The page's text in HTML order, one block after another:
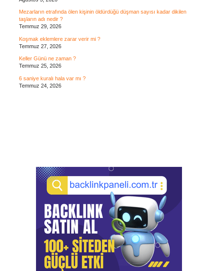
Mezarların etrafında ölen kişinin öldürdüğü düşman sayısı kadar dikilen
taşların adı nedir ?
Temmuz 29, 2026
Koşmak eklemlere zarar verir mi ?
Temmuz 27, 2026
Keller Günü ne zaman ?
Temmuz 25, 2026
6 saniye kuralı hala var mı ?
Temmuz 24, 2026